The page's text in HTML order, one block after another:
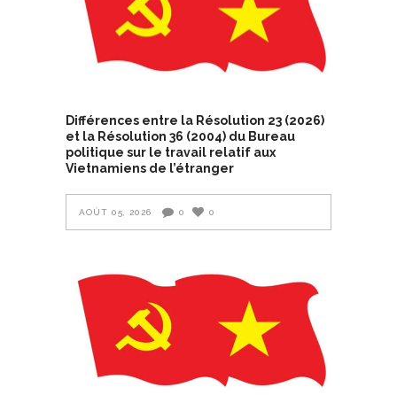
Différences entre la Résolution 23 (2026)
et la Résolution 36 (2004) du Bureau
politique sur le travail relatif aux
Vietnamiens de l’étranger
AOÛT 05, 2026 0 0